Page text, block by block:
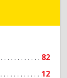
82
12